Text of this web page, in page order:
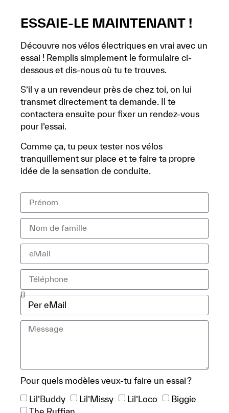
ESSAIE-LE MAINTENANT !
Découvre nos vélos électriques en vrai avec un
essai ! Remplis simplement le formulaire ci-
dessous et dis-nous où tu te trouves.
S’il y a un revendeur près de chez toi, on lui
transmet directement ta demande. Il te
contactera ensuite pour fixer un rendez-vous
pour l’essai.
Comme ça, tu peux tester nos vélos
tranquillement sur place et te faire ta propre
idée de la sensation de conduite.
Pour quels modèles veux-tu faire un essai ?
Lil’Buddy
Lil’Missy Lil’Loco
Biggie
The Ruffian